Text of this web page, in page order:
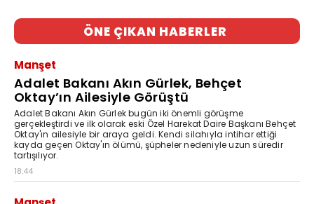
ÖNE ÇIKAN HABERLER
Manşet
Adalet Bakanı Akın Gürlek, Behçet
Oktay’ın Ailesiyle Görüştü
Adalet Bakanı Akın Gürlek bugün iki önemli görüşme
gerçekleştirdi ve ilk olarak eski Özel Harekat Daire Başkanı Behçet
Oktay'ın ailesiyle bir araya geldi. Kendi silahıyla intihar ettiği
kayda geçen Oktay'ın ölümü, şüpheler nedeniyle uzun süredir
tartışılıyor.
18:44